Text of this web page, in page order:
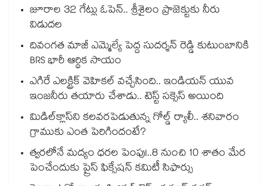
జూరాల 32 గేట్లు ఓపెన్.. శ్రీశైలం ప్రాజెక్టుకు నీరు
విడుదల
దివంగత మాజీ ఎమ్మెల్యే పెద్ద సుదర్శన్ రెడ్డి కుటుంబానికి
BRS భారీ ఆర్థిక సాయం
ఎగిరే ఎలక్ట్రిక్ వెహికల్ వచ్చేసింది.. ఇండియన్ యువ
ఇంజనీరు తయారు చేశాడు.. టెస్ట్ సక్సెస్ అయింది
మిడిల్‌క్లాస్‌ని కలవరపెడుతున్న గోల్డ్ ర్యాలీ.. శనివారం
గ్రాముకు ఎంత పెరిగిందంటే?
త్వరలోనే మద్యం ధ‌‌ర‌‌ల పెంపు!..8 నుంచి 10 శాతం మేర
పెంచేందుకు ప్రైస్ ఫిక్సేష‌‌న్ క‌‌మిటీ సిఫార్సు